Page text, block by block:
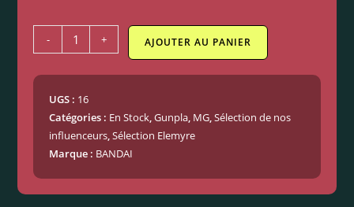
- + AJOUTER AU PANIER
UGS : 16
Catégories : En Stock,Gunpla, MG,Sélection de nos
influenceurs,Sélection Elemyre
Marque : BANDAI